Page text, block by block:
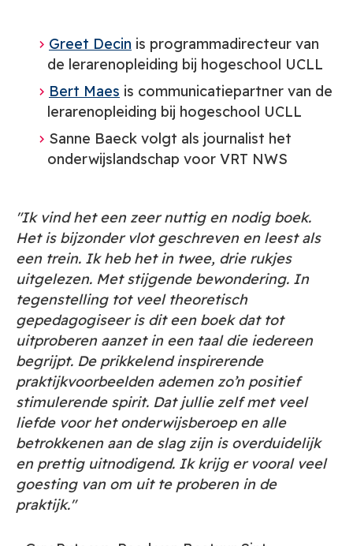
Greet Decin is programmadirecteur van
de lerarenopleiding bij hogeschool UCLL
Bert Maes is communicatiepartner van de
lerarenopleiding bij hogeschool UCLL
Sanne Baeck volgt als journalist het
onderwijslandschap voor VRT NWS
"Ik vind het een zeer nuttig en nodig boek.
Het is bijzonder vlot geschreven en leest als
een trein. Ik heb het in twee, drie rukjes
uitgelezen. Met stijgende bewondering. In
tegenstelling tot veel theoretisch
gepedagogiseer is dit een boek dat tot
uitproberen aanzet in een taal die iedereen
begrijpt. De prikkelend inspirerende
praktijkvoorbeelden ademen zo’n positief
stimulerende spirit. Dat jullie zelf met veel
liefde voor het onderwijsberoep en alle
betrokkenen aan de slag zijn is overduidelijk
en prettig uitnodigend. Ik krijg er vooral veel
goesting van om uit te proberen in de
praktijk."